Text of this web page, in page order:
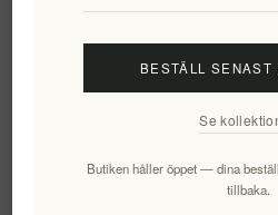
Prenumerera Avsluta bevakning
BESTÄLL SENAST
Se
Butiken håller öppet — dina
tillbaka.